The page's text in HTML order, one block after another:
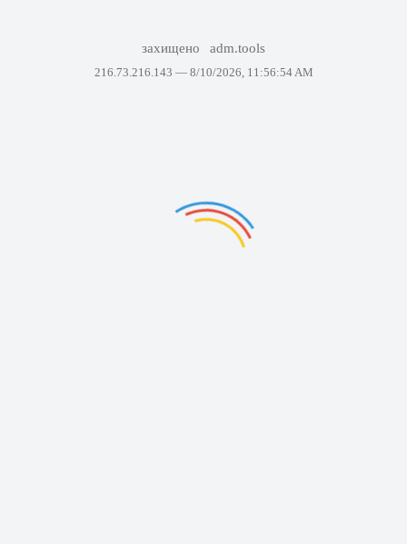
захищено adm.tools
216.73.216.143 — 8/10/2026, 11:56:54 AM